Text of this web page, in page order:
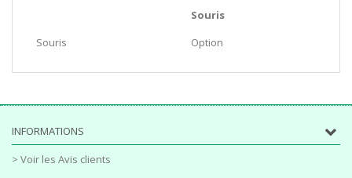
Souris
Souris
Option
INFORMATIONS
> Voir les Avis clients